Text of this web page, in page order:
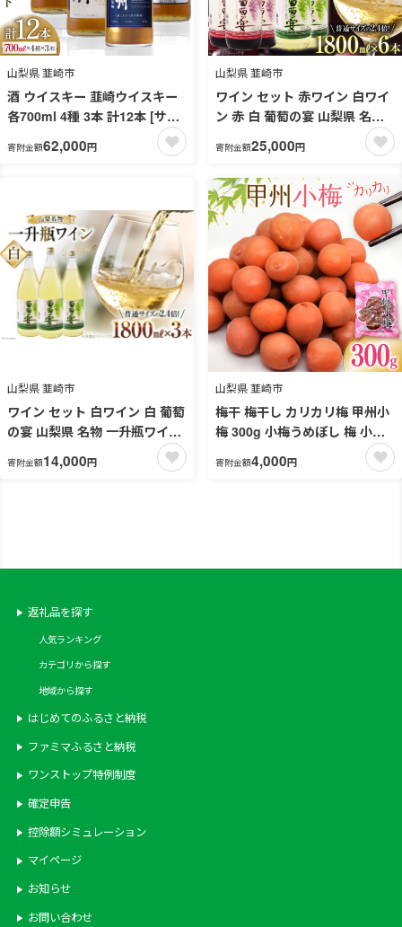
山梨県 韮崎市
酒 ウイスキー 韮崎ウイスキー
各700ml 4種 3本 計12本 [サン.
フーズ 山梨県 韮崎市 7151476]
甲州韮崎ゴールド オリジナル
べ 詰合せ セット ギフト ふるさ
と納税
寄附金額62,000円
山梨県 韮崎市
ワイン セット 赤ワイン 白ワイ
ン 赤 白 葡萄の宴 山梨県 名物
一升瓶ワイン 1,800ml 6本 飲み
比べ 軽口 甘口 やや辛口 飲み比
べ 一升瓶 1.8L 6本 山梨 晩酌
葡萄酒 5L以上 [サン.フーズ 山
梨県 韮崎市 20743107]
寄附金額25,000円
山梨県 韮崎市
ワイン セット 白ワイン 白 葡萄
の宴 山梨県 名物 一升瓶ワイン
1.8L 1,800ml 3本セット ワイ
ン わいん やや辛口 辛口 山梨
寄附金額14,000円
山梨県 韮崎市
梅干 梅干し カリカリ梅 甲州小
梅 300g 小梅うめぼし 梅 小粒
カリカリ小梅 国産 減塩 熱中症
予防 お弁当 おにぎり おむすび
寄附金額4,000円
返礼品を探す
人気ランキング
カテゴリから探す
地域から探す
はじめてのふるさと納税
ファミマふるさと納税
ワンストップ特例制度
確定申告
控除額シミュレーション
マイページ
お知らせ
お問い合わせ